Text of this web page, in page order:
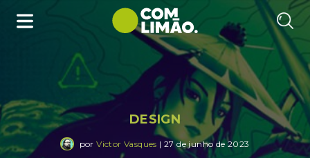
DESIGN
porVictor Vasques | 27 de junho de 2023